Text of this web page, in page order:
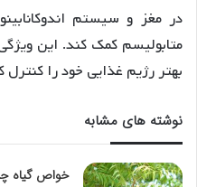
در مغز و سیستم
متابولیسم کمک کند. این
بهتر رژیم غذایی خود را کنترل
نوشته های مشابه
خواص گیاه